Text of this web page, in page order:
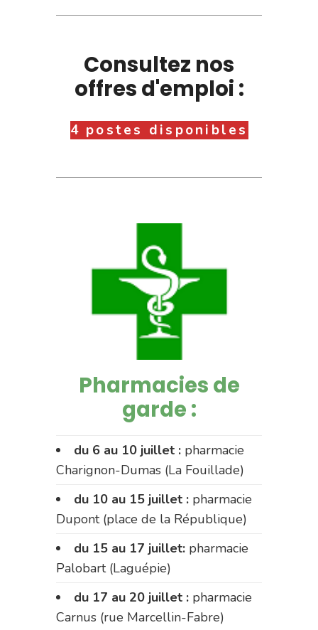
Consultez nos
offres d'emploi :
4 postes disponibles
Pharmacies de
garde :
du 6 au 10 juillet : pharmacie
Charignon-Dumas (La Fouillade)
du 10 au 15 juillet : pharmacie
Dupont (place de la République)
du 15 au 17 juillet: pharmacie
Palobart (Laguépie)
du 17 au 20 juillet : pharmacie
Carnus (rue Marcellin-Fabre)